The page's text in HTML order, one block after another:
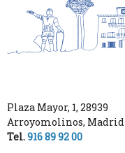
Plaza Mayor, 1, 28939
Arroyomolinos, Madrid
Tel.916 89 92 00